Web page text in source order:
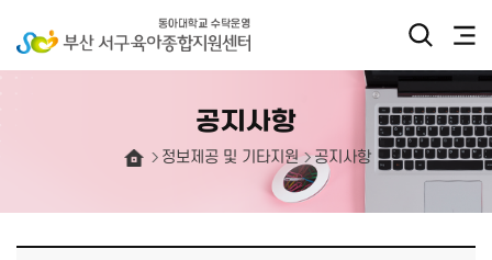
공지사항
정보제공 및 기타지원 공지사항